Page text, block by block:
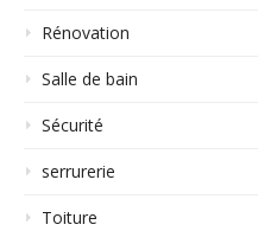
Rénovation
Salle de bain
Sécurité
serrurerie
Toiture